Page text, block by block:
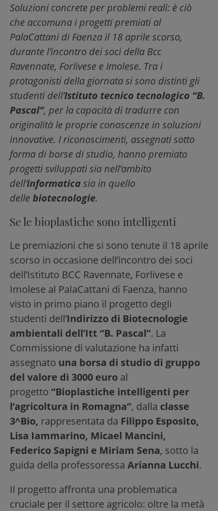
Soluzioni concrete per problemi reali: è ciò
che accomuna i progetti premiati al
PalaCattani di Faenza il 18 aprile scorso,
durante l’incontro dei soci della Bcc
Ravennate, Forlivese e Imolese. Tra i
protagonisti della giornata si sono distinti gli
studenti dell’Istituto tecnico tecnologico “B.
Pascal”, per la capacità di tradurre con
originalità le proprie conoscenze in soluzioni
innovative. I riconoscimenti, assegnati sotto
forma di borse di studio, hanno premiato
progetti sviluppati sia nell’ambito
dell’informaticasia in quello
delle biotecnologie.
Se le bioplastiche sono intelligenti
Le premiazioni che si sono tenute il 18 aprile
scorso in occasione dell’incontro dei soci
dell’Istituto BCC Ravennate, Forlivese e
Imolese al PalaCattani di Faenza, hanno
visto in primo piano il progetto degli
studenti dell’Indirizzo di Biotecnologie
ambientali dell’Itt “B. Pascal”. La
Commissione di valutazione ha infatti
assegnato una borsa di studio di gruppo
del valore di 3000 euro al
progetto “Bioplastiche intelligenti per
l’agricoltura in Romagna”, dalla classe
3^Bio, rappresentata da Filippo Esposito,
Lisa Iammarino, Micael Mancini,
Federico Sapigni e Miriam Sena, sotto la
guida della professoressa Arianna Lucchi.
Il progetto affronta una problematica
cruciale per il settore agricolo: oltre la metà